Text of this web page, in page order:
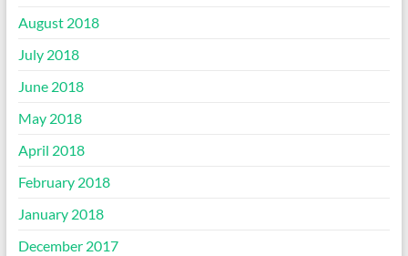
August 2018
July 2018
June 2018
May 2018
April 2018
February 2018
January 2018
December 2017